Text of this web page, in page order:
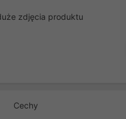
zdjęcia produktu
Cechy